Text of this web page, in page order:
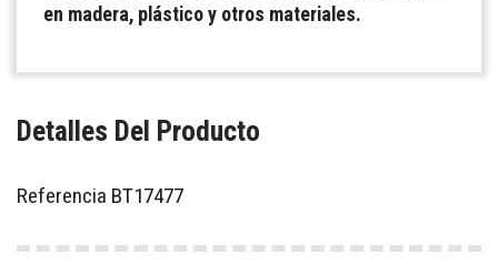
en madera, plástico y otros materiales.
Detalles Del Producto
Referencia BT17477